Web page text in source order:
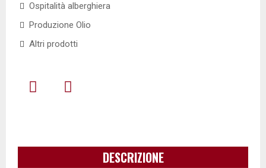
Ospitalità alberghiera
Produzione Olio
Altri prodotti
DESCRIZIONE